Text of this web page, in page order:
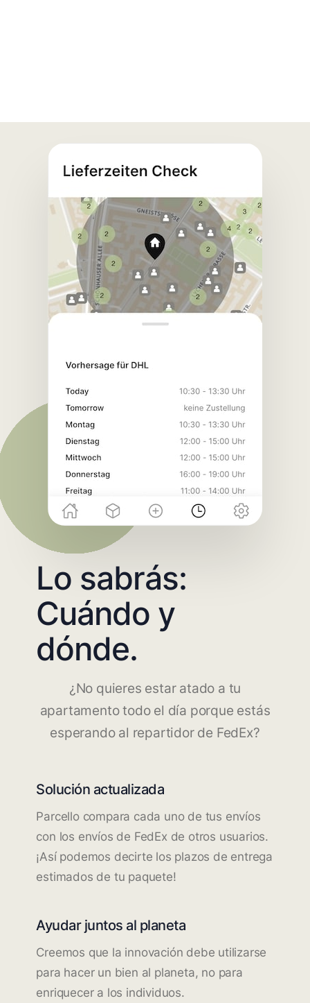
Lo sabrás:
Cuándo y
dónde.
¿No quieres estar atado a tu
apartamento todo el día porque estás
esperando al repartidor de FedEx?
Solución actualizada
Parcello compara cada uno de tus envíos
con los envíos de FedEx de otros usuarios.
¡Así podemos decirte los plazos de entrega
estimados de tu paquete!
Ayudar juntos al planeta
Creemos que la innovación debe utilizarse
para hacer un bien al planeta, no para
enriquecer a los individuos.